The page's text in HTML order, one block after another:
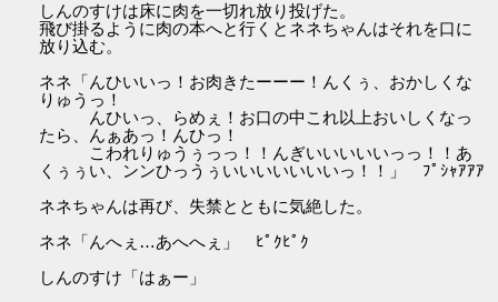
しんのすけは床に肉を一切れ放り投げた。
飛び掛るように肉の本へと行くとネネちゃんはそれを口に
放り込む。
ネネ「んひいいっ！お肉きたーーー！んくぅ、おかしくな
りゅうっ！
んひいっ、らめぇ！お口の中これ以上おいしくなっ
たら、んぁあっ！んひっ！
こわれりゅうぅっっ！！んぎいいいいいっっ！！あ
くぅぅい、ンンひっうぅいいいいいいいっ！！」 ﾌﾟｼｬｱｱｱ
ネネちゃんは再び、失禁とともに気絶した。
ネネ「んへぇ…あへへぇ」 ﾋﾟｸﾋﾟｸ
しんのすけ「はぁー」